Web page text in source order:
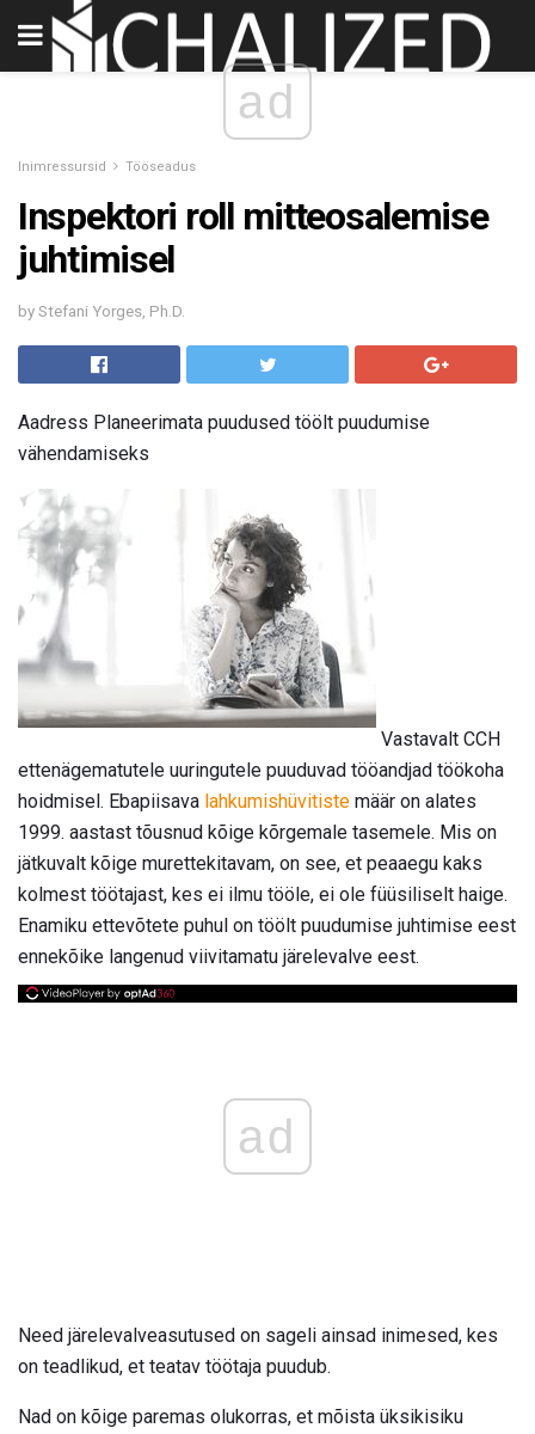
ad
Inimressursid Tööseadus
Inspektori roll mitteosalemise
juhtimisel
by Stefani Yorges, Ph.D.
Aadress Planeerimata puudused töölt puudumise
vähendamiseks
Vastavalt CCH
ettenägematutele uuringutele puuduvad tööandjad töökoha
hoidmisel. Ebapiisava lahkumishüvitiste määr on alates
1999. aastast tõusnud kõige kõrgemale tasemele. Mis on
jätkuvalt kõige murettekitavam, on see, et peaaegu kaks
kolmest töötajast, kes ei ilmu tööle, ei ole füüsiliselt haige.
Enamiku ettevõtete puhul on töölt puudumise juhtimise eest
ennekõike langenud viivitamatu järelevalve eest.
ad
Need järelevalveasutused on sageli ainsad inimesed, kes
on teadlikud, et teatav töötaja puudub.
Nad on kõige paremas olukorras, et mõista üksikisiku